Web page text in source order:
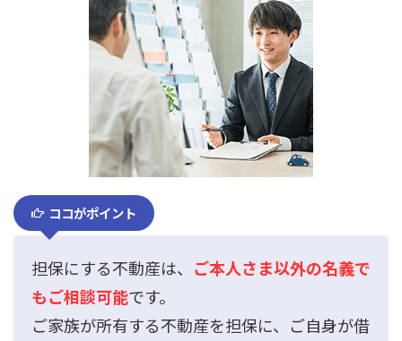
ココがポイント
担保にする不動産は、 ご本人さま以外の名義で
もご相談可能です。
ご家族が所有する不動産を担保に、ご自身が借